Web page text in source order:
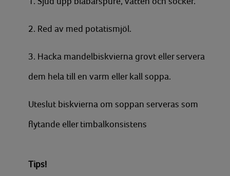
2. Red av med potatismjöl.
3. Hacka mandelbiskvierna grovt eller servera
dem hela till en varm eller kall soppa.
Uteslut biskvierna om soppan serveras som
flytande eller timbalkonsistens
Tips!